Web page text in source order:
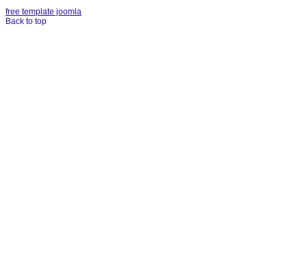
free template joomla
Back to top